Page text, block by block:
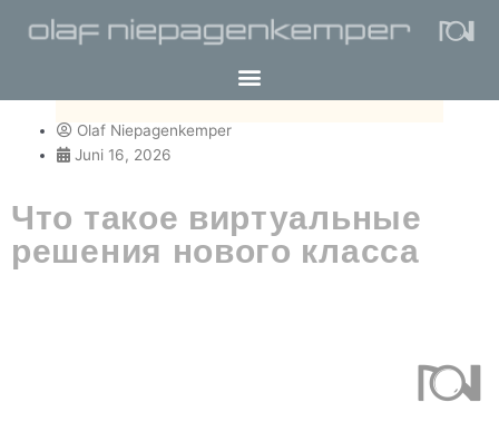
Olaf Niepagenkemper
Juni 16, 2026
Что такое виртуальные
решения нового класса